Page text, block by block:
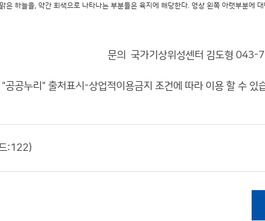
하늘을, 약간 회색으로 나타나는 부분들은 육지에 해당한다. 영상 왼쪽 아랫부분에
문의 국가기상위성센터 김도형
공공누리" 출처표시-상업적이용금지 조건에 따라 이용 할 수 있
:122)